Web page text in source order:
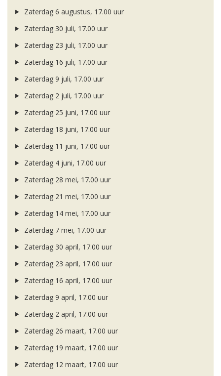
Zaterdag 6 augustus, 17.00 uur
Zaterdag 30 juli, 17.00 uur
Zaterdag 23 juli, 17.00 uur
Zaterdag 16 juli, 17.00 uur
Zaterdag 9 juli, 17.00 uur
Zaterdag 2 juli, 17.00 uur
Zaterdag 25 juni, 17.00 uur
Zaterdag 18 juni, 17.00 uur
Zaterdag 11 juni, 17.00 uur
Zaterdag 4 juni, 17.00 uur
Zaterdag 28 mei, 17.00 uur
Zaterdag 21 mei, 17.00 uur
Zaterdag 14 mei, 17.00 uur
Zaterdag 7 mei, 17.00 uur
Zaterdag 30 april, 17.00 uur
Zaterdag 23 april, 17.00 uur
Zaterdag 16 april, 17.00 uur
Zaterdag 9 april, 17.00 uur
Zaterdag 2 april, 17.00 uur
Zaterdag 26 maart, 17.00 uur
Zaterdag 19 maart, 17.00 uur
Zaterdag 12 maart, 17.00 uur